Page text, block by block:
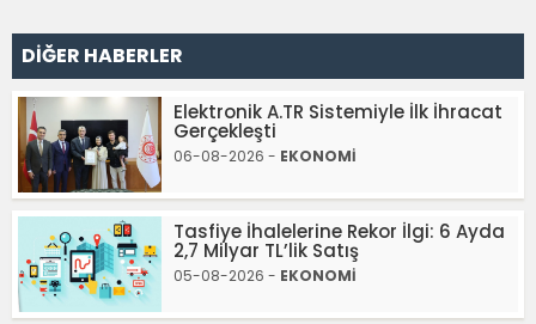
DİĞER HABERLER
Elektronik A.TR Sistemiyle İlk İhracat
Gerçekleşti
06-08-2026 - EKONOMİ
Tasfiye İhalelerine Rekor İlgi: 6 Ayda
2,7 Milyar TL’lik Satış
05-08-2026 - EKONOMİ